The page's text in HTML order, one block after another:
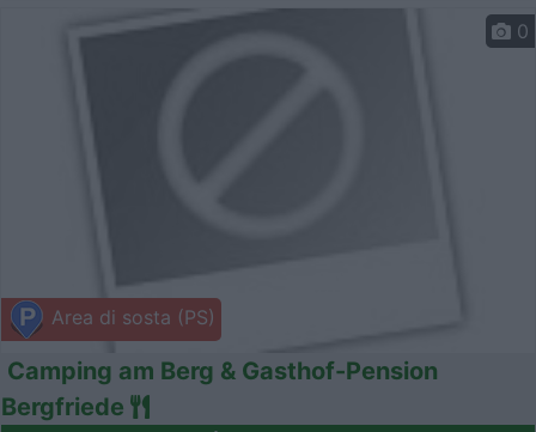
Area di sosta (PS)
0
Camping am Berg & Gasthof-Pension
Bergfriede